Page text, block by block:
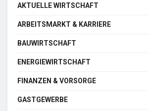
AKTUELLE WIRTSCHAFT
ARBEITSMARKT & KARRIERE
BAUWIRTSCHAFT
ENERGIEWIRTSCHAFT
FINANZEN & VORSORGE
GASTGEWERBE